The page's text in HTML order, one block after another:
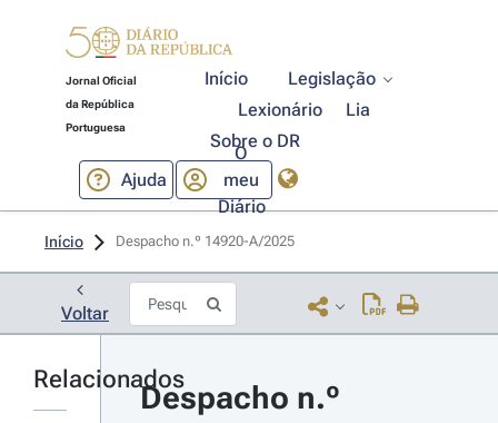
Jornal Oficial
da República
Portuguesa
Início
Legislação
Lexionário
Lia
Sobre o DR
Ajuda
O
meu
Diário
Início Despacho n.º 14920-A/2025
Voltar
Relacionados
Despacho n.º